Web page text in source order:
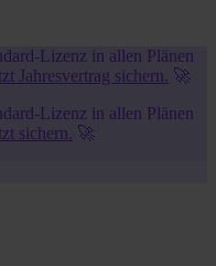
Lizenz in allen Plänen
Jahresvertrag sichern. 🚀
Lizenz in allen Plänen
sichern. 🚀